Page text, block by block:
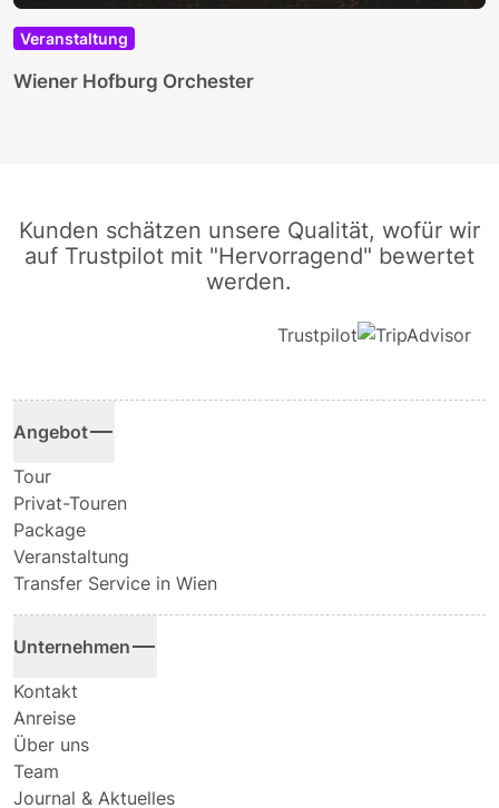
Veranstaltung
Wiener Hofburg Orchester
Kunden schätzen unsere Qualität, wofür wir
auf Trustpilot mit "Hervorragend" bewertet
werden.
Trustpilot
Angebot
Tour
Privat-Touren
Package
Veranstaltung
Transfer Service in Wien
Unternehmen
Kontakt
Anreise
Über uns
Team
Journal & Aktuelles